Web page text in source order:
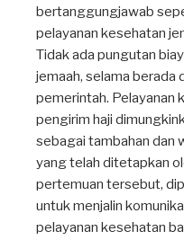
bertanggungjawab
pelayanan kesehatan
Tidak ada pungutan
jemaah, selama berada
pemerintah. Pelayanan
pengirim haji
sebagai tambahan dan
yang telah ditetapkan
pertemuan tersebut,
untuk menjalin
pelayanan kesehatan